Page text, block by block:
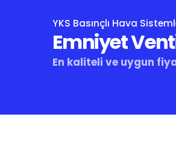
YKS Basınçlı Hava
Emniyet
En kaliteli ve uygun